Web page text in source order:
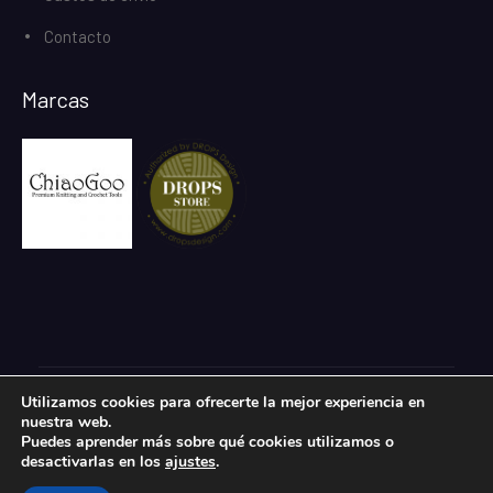
Contacto
Marcas
Todos los derechos reservados.
eCommerce Gem porProDesigns
Utilizamos cookies para ofrecerte la mejor experiencia en
nuestra web.
Puedes aprender más sobre qué cookies utilizamos o
desactivarlas en los ajustes.